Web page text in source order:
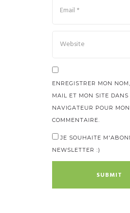
ENREGISTRER MON
MAIL ET MON SITE DANS
NAVIGATEUR POUR
COMMENTAIRE.
JE SOUHAITE
NEWSLETTER :)